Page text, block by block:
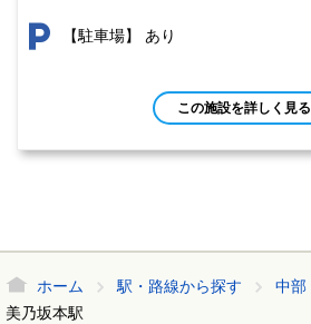
【駐車場】 あり
この施設を詳しく見る
ホーム 駅・路線から探す 中部
美乃坂本駅